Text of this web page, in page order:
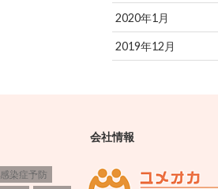
2020年1月
2019年12月
感染症予防
会社情報